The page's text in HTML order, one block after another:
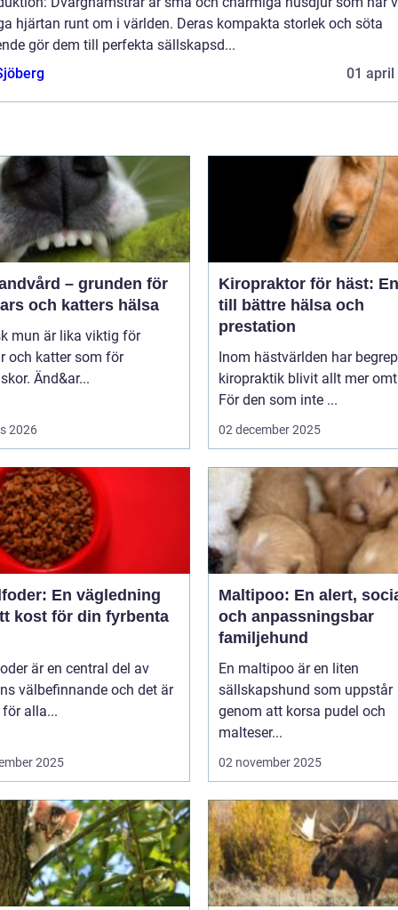
hjärtan runt om i världen. Deras kompakta storlek och söta
gör dem till perfekta sällskapsd...
01 april
– grunden för
och katters hälsa
mun är lika viktig för
och katter som för
Änd&ar...
2026
Kiropraktor för häst:
till bättre hälsa och
prestation
Inom hästvärlden har
kiropraktik blivit allt mer
För den som inte ...
02 december 2025
En vägledning
kost för din fyrbenta
är en central del av
välbefinnande och det är
alla...
2025
Maltipoo: En alert,
och anpassningsbar
familjehund
En maltipoo är en liten
sällskapshund som uppstår
genom att korsa pudel och
malteser...
02 november 2025